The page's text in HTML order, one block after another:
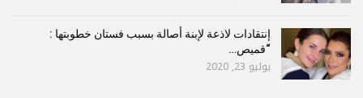
إنتقادات لاذعة لإبنة أصالة بسبب فستان خطوبتها :
“قميص…
يوليو 23, 2020